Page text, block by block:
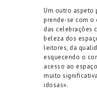
Um outro aspeto
prende-se com o
das celebrações
beleza dos
leitores, da
esquecendo o
acesso ao
muito
idosas».